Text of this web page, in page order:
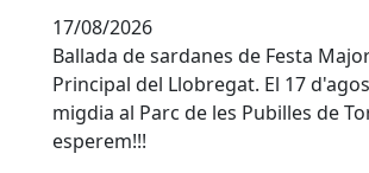
17/08/2026
Ballada de sardanes de Festa
Principal del Llobregat. El 17
migdia al Parc de les Pubilles de
esperem!!!